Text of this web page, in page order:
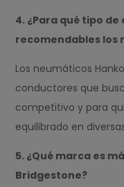
4. ¿Para qué tipo
recomendables los
Los neumáticos
conductores que
competitivo y para
equilibrado en
5. ¿Qué marca es
Bridgestone?